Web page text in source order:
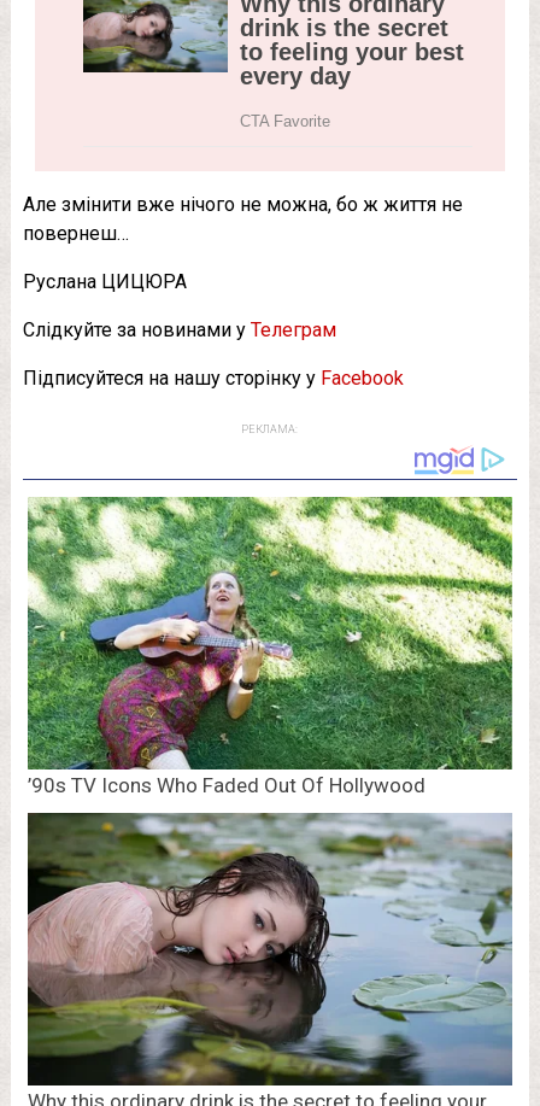
Але змінити вже нічого не можна, бо ж життя не
повернеш…
Руслана ЦИЦЮРА
Слідкуйте за новинами у Телеграм
Підписуйтеся на нашу сторінку у Facebook
РЕКЛАМА: